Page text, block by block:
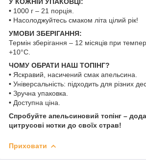
• 1000 г – 21 порція.
• Насолоджуйтесь смаком літа цілий рік!
УМОВИ ЗБЕРІГАННЯ:
Термін зберігання – 12 місяців при
+10°C.
ЧОМУ ОБРАТИ НАШ ТОПІНГ?
• Яскравий, насичений смак апельсина.
• Універсальність: підходить для різних
• Зручна упаковка.
• Доступна ціна.
Спробуйте апельсиновий топінг –
цитрусові нотки до своїх страв!
Приховати